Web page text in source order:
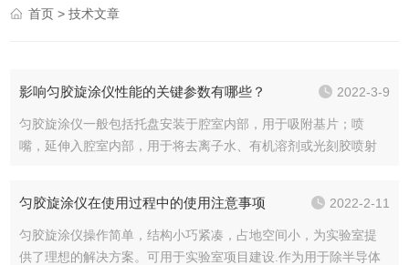
首页 > 技术文章
影响匀胶旋涂仪性能的关键参数有哪些？ 2022-3-9
匀胶旋涂仪一般包括托盘安装于腔室内部，用于吸附基片；喷
嘴，延伸入腔室内部，用于将去离子水、有机溶剂或光刻胶喷射
置以设定微波加热的...
匀胶旋涂仪在使用过程中的使用注意事项 2022-2-11
匀胶旋涂仪操作简单，结构小巧紧凑，占地空间小，为实验室提
供了理想的解决方案。可用于实验室项目建设.作为用于除半导体